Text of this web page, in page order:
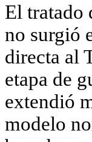
El tratado
no surgió
directa al
etapa de
extendió
modelo